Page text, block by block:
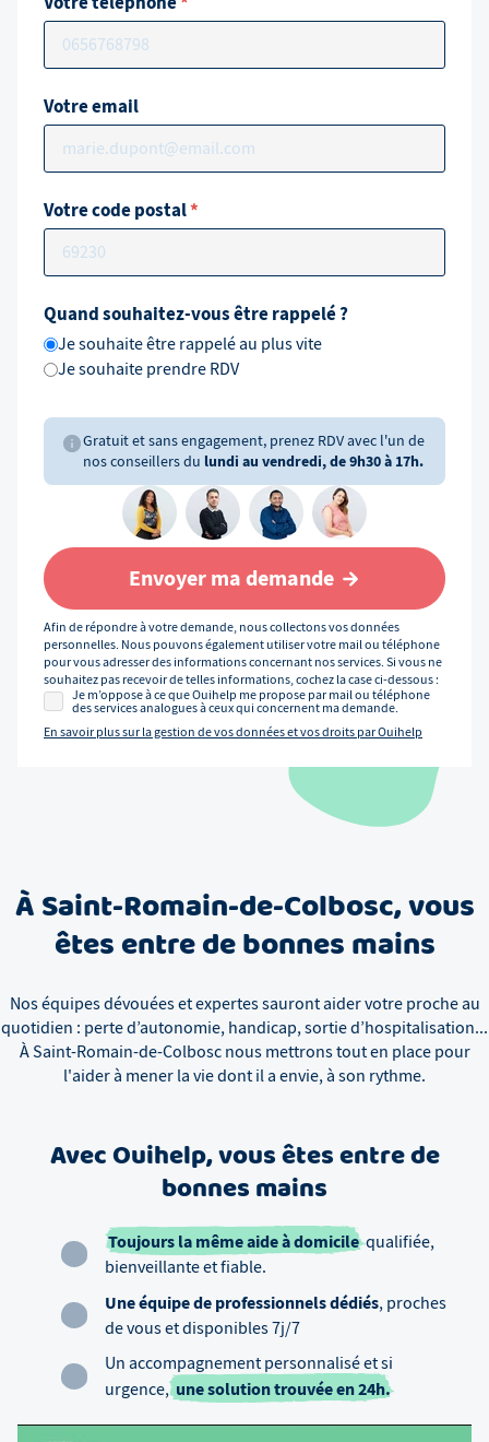
Votre email
Votre code postal*
Quand souhaitez-vous être rappelé ?
Je souhaite être rappelé au plus vite
Je souhaite prendre RDV
Gratuit et sans engagement, prenez RDV avec l'un de
nos conseillers du lundi au vendredi, de 9h30 à 17h.
Envoyer ma demande
Afin de répondre à votre demande, nous collectons vos données
personnelles. Nous pouvons également utiliser votre mail ou téléphone
pour vous adresser des informations concernant nos services. Si vous ne
souhaitez pas recevoir de telles informations, cochez la case ci-dessous :
Je m’oppose à ce que Ouihelp me propose par mail ou téléphone
des services analogues à ceux qui concernent ma demande.
En savoir plus sur la gestion de vos données et vos droits par Ouihelp
ÀSaint-Romain-de-Colbosc, vous
êtes entre de bonnes mains
Nos équipes dévouées et expertes sauront aider votre proche au
quotidien : perte d’autonomie, handicap, sortie d’hospitalisation...
ÀSaint-Romain-de-Colboscnous mettrons tout en place pour
l'aider à mener la vie dont il a envie, à son rythme.
Avec Ouihelp, vous êtes entre de
bonnes mains
Toujours la même aide à domicilequalifiée,
bienveillante et fiable.
Une équipe de professionnels dédiés, proches
de vous et disponibles 7j/7
Un accompagnement personnalisé et si
urgence,une solution trouvée en 24h.